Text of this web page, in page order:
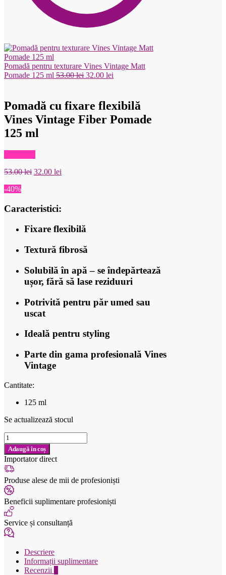
Pomadă pentru texturare Vines Vintage Matt
Pomade 125 ml 53.00lei Prețul
53.00 lei.
32.00 lei
32.00 lei.
Pomadă cu fixare flexibilă
Vines Vintage Fiber Pomade
125 ml
53.00lei Prețul
53.00 lei.
32.00 lei
-40%
Caracteristici:
Fixare flexibilă
Textură fibrosă
Solubilă în apă – se îndepărtează
ușor, fără să lase reziduuri
Potrivită pentru păr umed sau
uscat
Ideală pentru styling
Parte din gama profesională Vines
Vintage
Cantitate:
125 ml
Se actualizează stocul
Cantitate
Pomadă
cu
fixare
flexibilă
Vines
Vintage
Fiber
Pomade
125
ml
Adaugă în coș
Importator direct
Produse alese de mii de profesioniști
Beneficii suplimentare profesioniști
Service și consultanță
Descriere
Informații suplimentare
Recenzii